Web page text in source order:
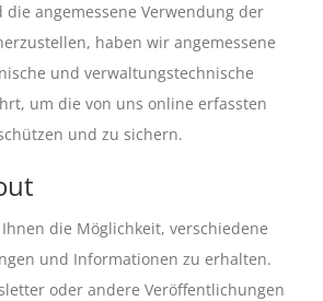
angemessene Verwendung der
haben wir angemessene
und verwaltungstechnische
um die von uns online erfassten
und zu sichern.
die Möglichkeit, verschiedene
und Informationen zu erhalten.
oder andere Veröffentlichungen